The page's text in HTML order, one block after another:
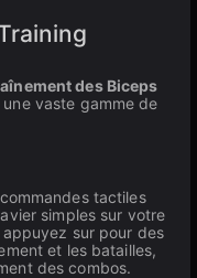
des Biceps
vaste gamme de
tactiles
simples sur votre
sur pour des
et les batailles,
des combos.